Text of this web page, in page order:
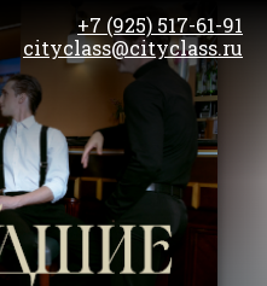
+7 (925) 517-61-91
cityclass@cityclass.ru